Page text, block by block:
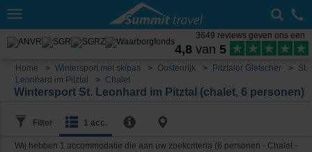
Toggle
3649 reviews geven ons een
4,8 van 5
Home Wintersport met skipas Oostenrijk Pitztaler Gletscher
St.
Leonhard im Pitztal
Chalet
Wintersport St. Leonhard im Pitztal (chalet, 6 personen)
Filter 1 acc.
Wij hebben 1 accommodatie die aan uw zoekcriteria (6 personen - Chalet -